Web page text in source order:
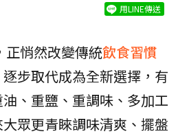
用LINE傳送
正悄然改變傳統飲食習慣
步取代成為全新選擇，有
、重鹽、重調味、多加工
眾更青睞調味清爽、擺盤